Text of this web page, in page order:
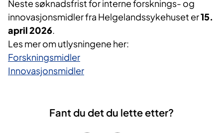
Neste søknadsfrist for interne forsknings- og
innovasjonsmidler fra Helgelandssykehuset er15.
april 2026.
Les mer om utlysningene her:
Forskningsmidler
Innovasjonsmidler
Fant du det du lette etter?